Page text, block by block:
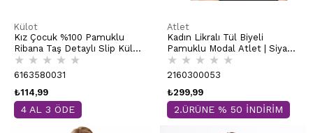
Külot
Kız Çocuk %100 Pamuklu
Ribana Taş Detaylı Slip Külot
| Beyaz K0840
★ ★ ★ ★ ★
6163580031
₺114,99
4 AL 3 ÖDE
Atlet
Kadın Likralı Tül Biyeli
Pamuklu Modal Atlet | Siyah
K25493
★ ★ ★ ★ ★
2160300053
₺299,99
2.ÜRÜNE % 50 İNDİRİM